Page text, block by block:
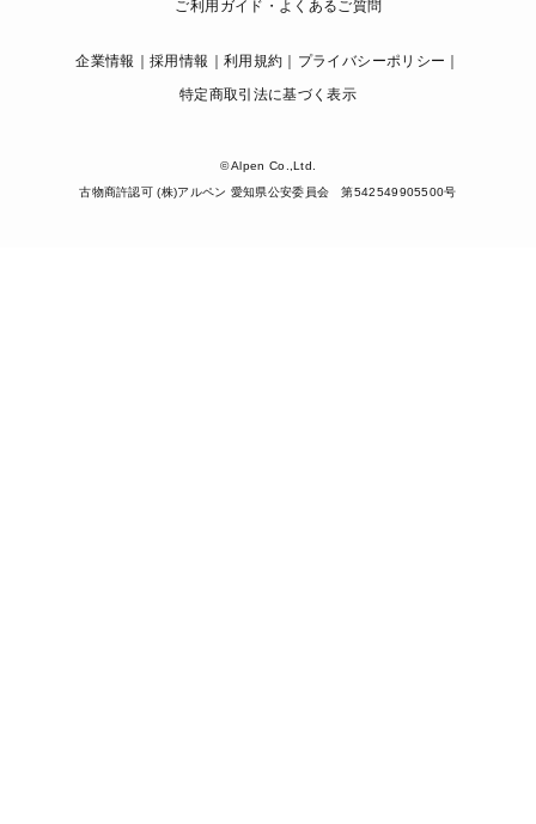
ご利用ガイド・よくあるご質問
企業情報 採用情報 利用規約
プライバシーポリシー
特定商取引法に基づく表示
© Alpen Co.,Ltd.
古物商許認可 (株)アルペン 愛知県公安委員会 第542549905500号